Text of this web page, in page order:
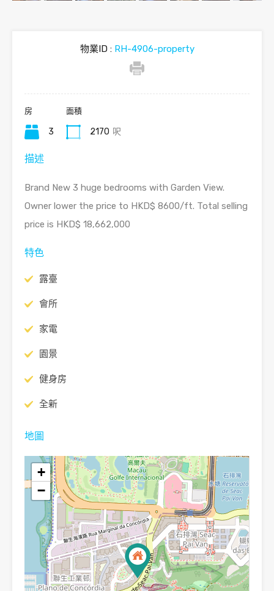
物業ID :RH-4906-property
房
3
面積
2170 呎
描述
Brand New 3 huge bedrooms with Garden View.
Owner lower the price to HKD$ 8600/ft. Total selling
price is HKD$ 18,662,000
特色
露臺
會所
家電
園景
健身房
全新
地圖
+
−